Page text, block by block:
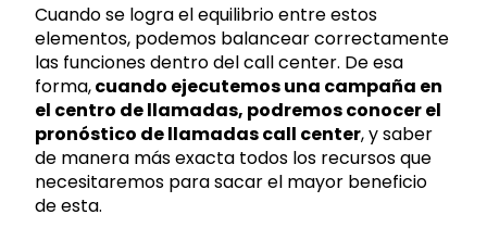
Cuando se logra el equilibrio entre estos
elementos, podemos balancear correctamente
las funciones dentro del call center. De esa
forma,cuando ejecutemos una campaña en
el centro de llamadas, podremos conocer el
pronóstico de llamadas call center, y saber
de manera más exacta todos los recursos que
necesitaremos para sacar el mayor beneficio
de esta.